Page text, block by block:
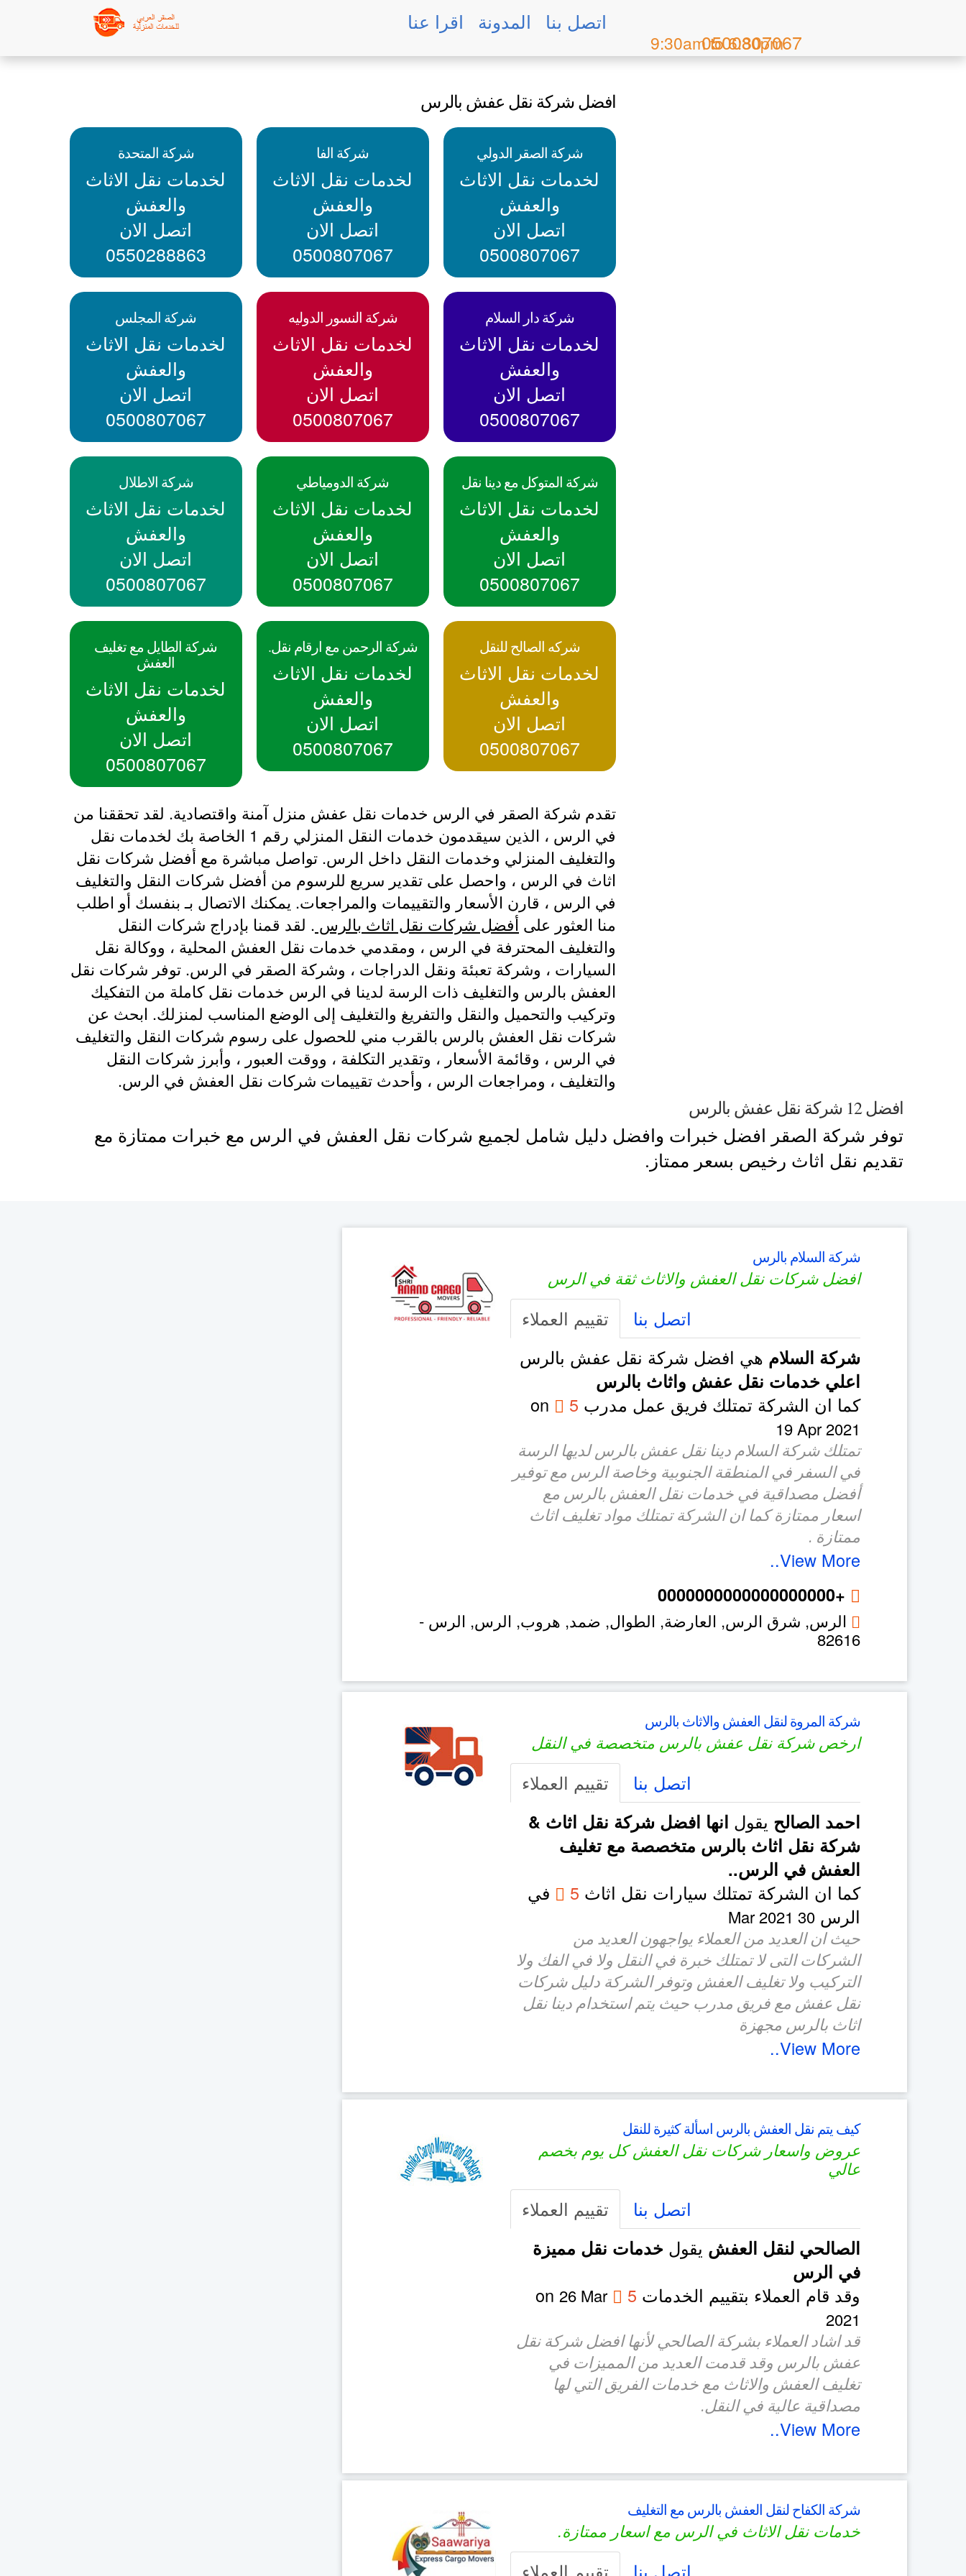
main
0500807067
9:30am to 6:30pm
اقرا عنا المدونة اتصل بنا
افضل شركة نقل عفش بالرس
شركة المتحدة
لخدمات نقل الاثاث
والعفش
اتصل الان
0550288863
شركة الفا
لخدمات نقل الاثاث
والعفش
اتصل الان
0500807067
شركة الصقر الدولي
لخدمات نقل الاثاث
والعفش
اتصل الان
0500807067
شركة المجلس
لخدمات نقل الاثاث
والعفش
اتصل الان
0500807067
شركة النسور الدوليه
لخدمات نقل الاثاث
والعفش
اتصل الان
0500807067
شركة دار السلام
لخدمات نقل الاثاث
والعفش
اتصل الان
0500807067
شركة الاطلال
لخدمات نقل الاثاث
والعفش
اتصل الان
0500807067
شركة الدومياطي
لخدمات نقل الاثاث
والعفش
اتصل الان
0500807067
شركة المتوكل مع دينا نقل
لخدمات نقل الاثاث
والعفش
اتصل الان
0500807067
شركة الطايل مع تغليف
العفش
لخدمات نقل الاثاث
والعفش
اتصل الان
0500807067
شركة الرحمن مع ارقام نقل.
لخدمات نقل الاثاث
والعفش
اتصل الان
0500807067
شركه الصالح للنقل
لخدمات نقل الاثاث
والعفش
اتصل الان
0500807067
تقدم شركة الصقر في الرس خدمات نقل عفش منزل آمنة واقتصادية. لقد تحققنا من
في الرس ، الذين سيقدمون خدمات النقل المنزلي رقم 1 الخاصة بك لخدمات نقل
والتغليف المنزلي وخدمات النقل داخل الرس. تواصل مباشرة مع أفضل شركات نقل
اثاث في الرس ، واحصل على تقدير سريع للرسوم من أفضل شركات النقل والتغليف
في الرس ، قارن الأسعار والتقييمات والمراجعات. يمكنك الاتصال بـ بنفسك أو اطلب
منا العثور على أفضل شركات نقل اثاث بالرس . لقد قمنا بإدراج شركات النقل
والتغليف المحترفة في الرس ، ومقدمي خدمات نقل العفش المحلية ، ووكالة نقل
السيارات ، وشركة تعبئة ونقل الدراجات ، وشركة الصقر في الرس. توفر شركات نقل
العفش بالرس والتغليف ذات الرسة لدينا في الرس خدمات نقل كاملة من التفكيك
وتركيب والتحميل والنقل والتفريغ والتغليف إلى الوضع المناسب لمنزلك. ابحث عن
شركات نقل العفش بالرس بالقرب مني للحصول على رسوم شركات النقل والتغليف
في الرس ، وقائمة الأسعار ، وتقدير التكلفة ، ووقت العبور ، وأبرز شركات النقل
والتغليف ، ومراجعات الرس ، وأحدث تقييمات شركات نقل العفش في الرس.
افضل 12 شركة نقل عفش بالرس
توفر شركة الصقر افضل خبرات وافضل دليل شامل لجميع شركات نقل العفش في الرس مع خبرات ممتازة مع
تقديم نقل اثاث رخيص بسعر ممتاز.
شركة السلام بالرس
افضل شركات نقل العفش والاثاث ثقة في الرس
تقييم العملاء اتصل بنا
شركة السلام هي افضل شركة نقل عفش بالرس
اعلي خدمات نقل عفش واثاث بالرس
كما ان الشركة تمتلك فريق عمل مدرب 5
19 Apr 2021
تمتلك شركة السلام دينا نقل عفش بالرس لديها الرسة
في السفر في المنطقة الجنوبية وخاصة الرس مع توفير
أفضل مصداقية في خدمات نقل العفش بالرس مع
اسعار ممتازة كما ان الشركة تمتلك مواد تغليف اثاث
ممتازة .
View More..
+0000000000000000000
الرس, شرق الرس, العارضة, الطوال, ضمد, هروب, الرس, الرس -
82616
شركة المروة لنقل العفش والاثاث بالرس
ارخص شركة نقل عفش بالرس متخصصة في النقل
تقييم العملاء اتصل بنا
احمد الصالح يقول انها افضل شركة نقل اثاث &
شركة نقل اثاث بالرس متخصصة مع تغليف
العفش في الرس..
كما ان الشركة تمتلك سيارات نقل اثاث 5
في
الرس30 Mar 2021
حيث ان العديد من العملاء يواجهون العديد من
الشركات التى لا تمتلك خبرة في النقل ولا في الفك ولا
التركيب ولا تغليف العفش وتوفر الشركة دليل شركات
نقل عفش مع فريق مدرب حيث يتم استخدام دينا نقل
اثاث بالرس مجهزة
View More..
كيف يتم نقل العفش بالرس اسألة كثيرة للنقل
عروض واسعار شركات نقل العفش كل يوم بخصم
عالي
تقييم العملاء اتصل بنا
الصالحي لنقل العفش يقول خدمات نقل مميزة
في الرس
وقد قام العملاء بتقييم الخدمات 5
on
26 Mar
2021
قد اشاد العملاء بشركة الصالحي لأنها افضل شركة نقل
عفش بالرس وقد قدمت العديد من المميزات في
تغليف العفش والاثاث مع خدمات الفريق التي لها
مصداقية عالية في النقل.
View More..
شركة الكفاح لنقل العفش بالرس مع التغليف
خدمات نقل الاثاث في الرس مع اسعار ممتازة.